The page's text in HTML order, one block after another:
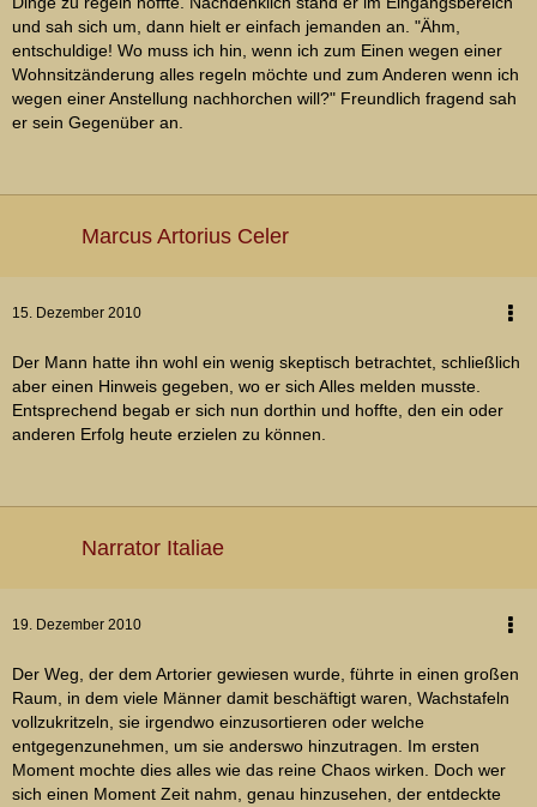
und sah sich um, dann hielt er einfach jemanden an. "Ähm,
entschuldige! Wo muss ich hin, wenn ich zum Einen wegen einer
Wohnsitzänderung alles regeln möchte und zum Anderen wenn ich
wegen einer Anstellung nachhorchen will?" Freundlich fragend sah
er sein Gegenüber an.
Marcus Artorius Celer
15. Dezember 2010
Der Mann hatte ihn wohl ein wenig skeptisch betrachtet, schließlich
aber einen Hinweis gegeben, wo er sich Alles melden musste.
Entsprechend begab er sich nun dorthin und hoffte, den ein oder
anderen Erfolg heute erzielen zu können.
Narrator Italiae
19. Dezember 2010
Der Weg, der dem Artorier gewiesen wurde, führte in einen großen
Raum, in dem viele Männer damit beschäftigt waren, Wachstafeln
vollzukritzeln, sie irgendwo einzusortieren oder welche
entgegenzunehmen, um sie anderswo hinzutragen. Im ersten
Moment mochte dies alles wie das reine Chaos wirken. Doch wer
sich einen Moment Zeit nahm, genau hinzusehen, der entdeckte